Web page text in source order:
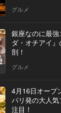
グルメ
銀座なのに最強
ダ・オチアイ
剖！
グルメ
4月16日オープ
パリ発の大人
注目！